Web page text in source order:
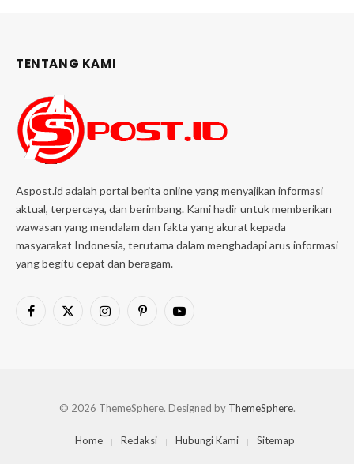
TENTANG KAMI
Aspost.id adalah portal berita online yang menyajikan informasi
aktual, terpercaya, dan berimbang. Kami hadir untuk memberikan
wawasan yang mendalam dan fakta yang akurat kepada
masyarakat Indonesia, terutama dalam menghadapi arus informasi
yang begitu cepat dan beragam.
Facebook
X
InstagramPinterestYouTube
© 2026 ThemeSphere. Designed by ThemeSphere.
Home Redaksi Hubungi Kami Sitemap